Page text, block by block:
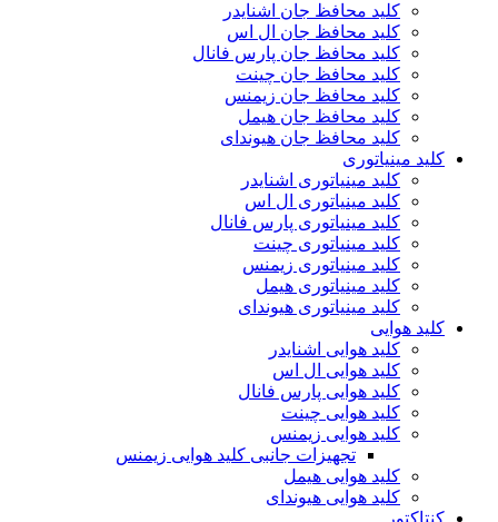
کلید محافظ جان اشنایدر
کلید محافظ جان ال اس
کلید محافظ جان پارس فانال
کلید محافظ جان چینت
کلید محافظ جان زیمنس
کلید محافظ جان هیمل
کلید محافظ جان هیوندای
کلید مینیاتوری
کلید مینیاتوری اشنایدر
کلید مینیاتوری ال اس
کلید مینیاتوری پارس فانال
کلید مینیاتوری چینت
کلید مینیاتوری زیمنس
کلید مینیاتوری هیمل
کلید مینیاتوری هیوندای
کلید هوایی
کلید هوایی اشنایدر
کلید هوایی ال اس
کلید هوایی پارس فانال
کلید هوایی چینت
کلید هوایی زیمنس
تجهیزات جانبی کلید هوایی زیمنس
کلید هوایی هیمل
کلید هوایی هیوندای
کنتاکتور